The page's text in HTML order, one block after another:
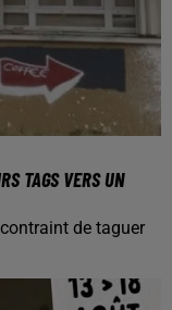
TAGS VERS UN
de taguer